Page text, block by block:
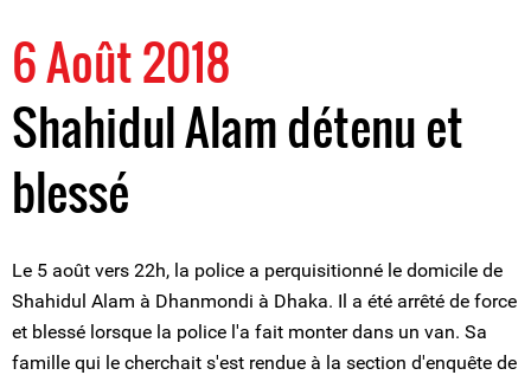
6 Août 2018
Shahidul Alam détenu et
blessé
Le 5 août vers 22h, la police a perquisitionné le domicile de
Shahidul Alam à Dhanmondi à Dhaka. Il a été arrêté de force
et blessé lorsque la police l'a fait monter dans un van. Sa
famille qui le cherchait s'est rendue à la section d'enquête de